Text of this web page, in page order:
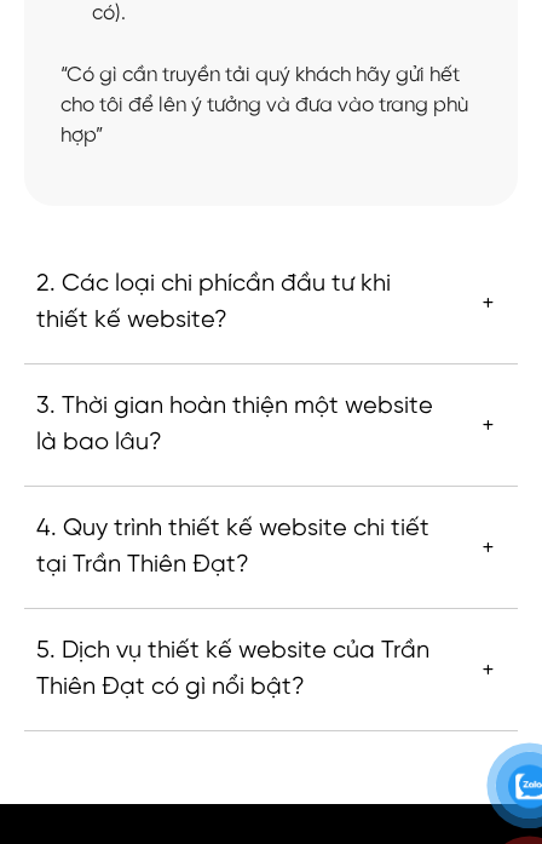
có).
“Có gì cần truyền tải quý khách hãy gửi hết
cho tôi để lên ý tưởng và đưa vào trang phù
hợp”
2. Các loại chi phícần đầu tư khi
thiết kế website?
3. Thời gian hoàn thiện một website
là bao lâu?
4. Quy trình thiết kế website chi tiết
tại Trần Thiên Đạt?
5. Dịch vụ thiết kế website của Trần
Thiên Đạt có gì nổi bật?